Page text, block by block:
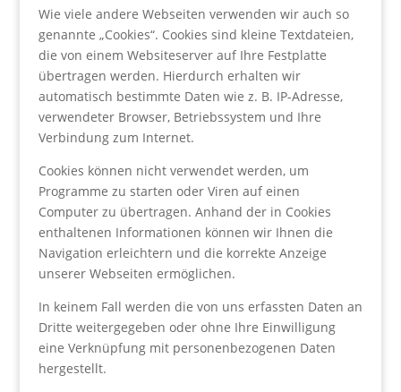
Wie viele andere Webseiten verwenden wir auch so
genannte „Cookies“. Cookies sind kleine Textdateien,
die von einem Websiteserver auf Ihre Festplatte
übertragen werden. Hierdurch erhalten wir
automatisch bestimmte Daten wie z. B. IP-Adresse,
verwendeter Browser, Betriebssystem und Ihre
Verbindung zum Internet.
Cookies können nicht verwendet werden, um
Programme zu starten oder Viren auf einen
Computer zu übertragen. Anhand der in Cookies
enthaltenen Informationen können wir Ihnen die
Navigation erleichtern und die korrekte Anzeige
unserer Webseiten ermöglichen.
In keinem Fall werden die von uns erfassten Daten an
Dritte weitergegeben oder ohne Ihre Einwilligung
eine Verknüpfung mit personenbezogenen Daten
hergestellt.